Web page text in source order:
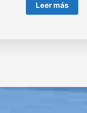
Leer más